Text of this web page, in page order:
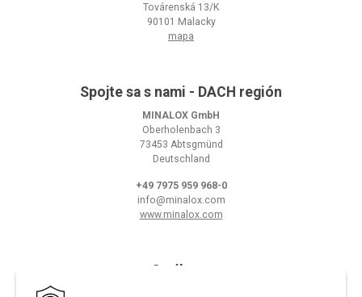
Továrenská 13/K
90101 Malacky
mapa
Spojte sa s nami - DACH región
MINALOX GmbH
Oberholenbach 3
73453 Abtsgmünd
Deutschland
+49 7975 959 968-0
info@minalox.com
www.minalox.com
O nákupe